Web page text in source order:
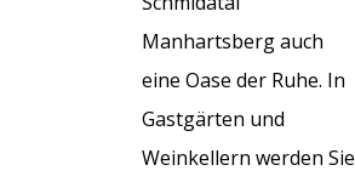
Manhartsberg auch
eine Oase der Ruhe. In
Gastgärten und
Weinkellern werden Sie